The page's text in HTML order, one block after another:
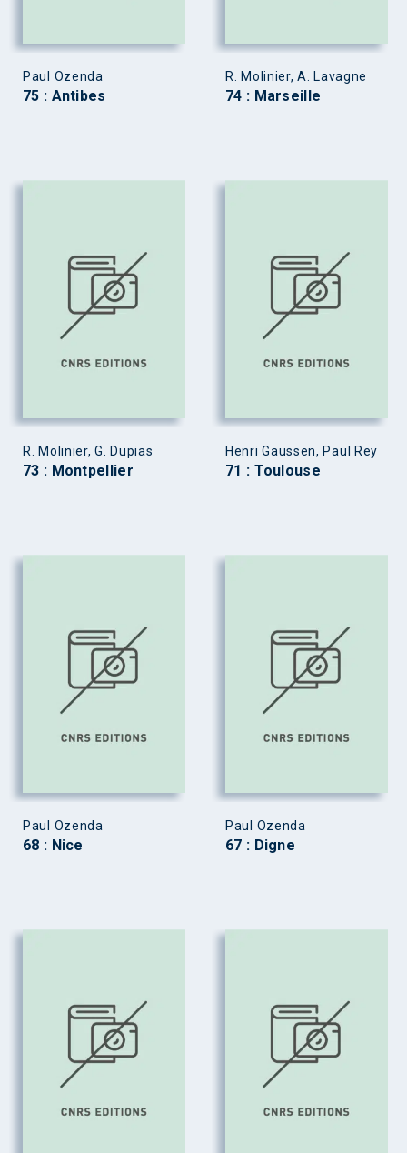
Paul Ozenda
75 : Antibes
R. Molinier, A. Lavagne
74 : Marseille
R. Molinier, G. Dupias
73 : Montpellier
Henri Gaussen, Paul Rey
71 : Toulouse
Paul Ozenda
68 : Nice
Paul Ozenda
67 : Digne